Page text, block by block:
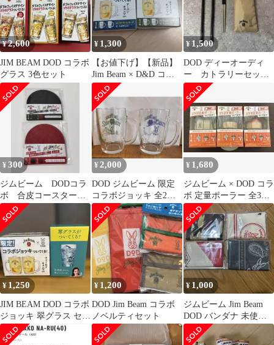
¥2,600
JIM BEAM DOD コラボ
グラス 3色セット
¥ 1,300
【お値下げ】【新品】
Jim Beam × D&D コラ
ボジョッキ 全2種
¥ 1,500
DOD ディーオーディ
ー カトラリーセッ
ト ジムビーム 箸
キャンプグッズ
¥300
ジムビーム DODコラ
ボ 合皮コースター 2
枚セット 赤黒 セッ
ト
¥ 2,000
DOD ジムビーム 限定
コラボジョッキ 全2種
箱付
¥ 1,680
ジムビーム × DOD コラ
ボ 定量ポーラー 全3種
コンプリート
¥ 1,250
JIM BEAM DOD コラボ
ジョッキ 翠グラス セッ
ト
¥ 1,200
DOD Jim Beam コラボ
ノベルティセット
¥ 1,000
ジムビーム Jim Beam
DOD バンダナ 未使
用 全4種セット